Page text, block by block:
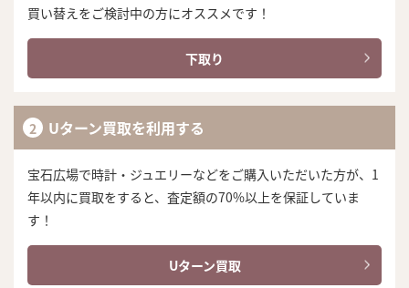
買い替えをご検討中の方にオススメです！
下取り
Uターン買取を利用する
宝石広場で時計・ジュエリーなどをご購入いただいた方が、1
年以内に買取をすると、査定額の70%以上を保証していま
す！
Uターン買取